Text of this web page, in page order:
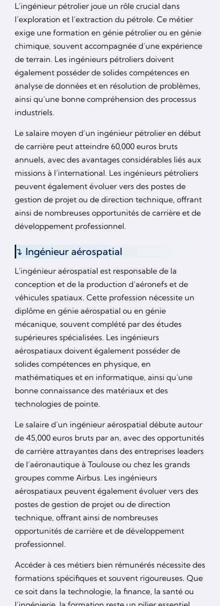
L’ingénieur pétrolier joue un rôle crucial dans
l’exploration et l’extraction du pétrole. Ce métier
exige une formation en génie pétrolier ou en génie
chimique, souvent accompagnée d’une expérience
de terrain. Les ingénieurs pétroliers doivent
également posséder de solides compétences en
analyse de données et en résolution de problèmes,
ainsi qu’une bonne compréhension des processus
industriels.
Le salaire moyen d’un ingénieur pétrolier en début
de carrière peut atteindre 60,000 euros bruts
annuels, avec des avantages considérables liés aux
missions à l’international. Les ingénieurs pétroliers
peuvent également évoluer vers des postes de
gestion de projet ou de direction technique, offrant
ainsi de nombreuses opportunités de carrière et de
développement professionnel.
Ingénieur aérospatial
L’ingénieur aérospatial est responsable de la
conception et de la production d’aéronefs et de
véhicules spatiaux. Cette profession nécessite un
diplôme en génie aérospatial ou en génie
mécanique, souvent complété par des études
supérieures spécialisées. Les ingénieurs
aérospatiaux doivent également posséder de
solides compétences en physique, en
mathématiques et en informatique, ainsi qu’une
bonne connaissance des matériaux et des
technologies de pointe.
Le salaire d’un ingénieur aérospatial débute autour
de 45,000 euros bruts par an, avec des opportunités
de carrière attrayantes dans des entreprises leaders
de l’aéronautique à Toulouse ou chez les grands
groupes comme Airbus. Les ingénieurs
aérospatiaux peuvent également évoluer vers des
postes de gestion de projet ou de direction
technique, offrant ainsi de nombreuses
opportunités de carrière et de développement
professionnel.
Accéder à ces métiers bien rémunérés nécessite des
formations spécifiques et souvent rigoureuses. Que
ce soit dans la technologie, la finance, la santé ou